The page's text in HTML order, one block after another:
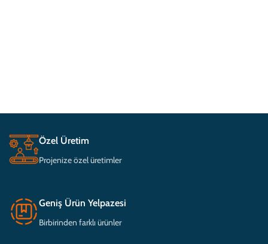
Özel Üretim
Projenize özel üretimler
Geniş Ürün Yelpazesi
Birbirinden farklı ürünler